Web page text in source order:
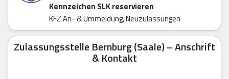
Kennzeichen SLK reservieren
KFZ An- & Ummeldung, Neuzulassungen
Zulassungsstelle Bernburg (Saale) – Anschrift
& Kontakt